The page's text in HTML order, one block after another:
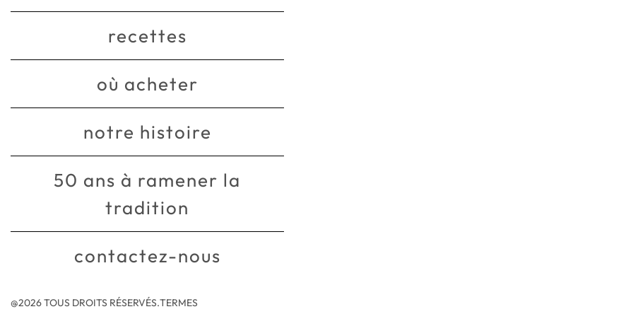
recettes
où acheter
notre histoire
50 ans à ramener la
tradition
contactez-nous
@2026 TOUS DROITS RÉSERVÉS.TERMES